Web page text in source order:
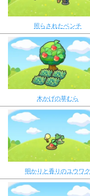
照らされたベンチ
木かげの草むら
明かりと香りのユウワク